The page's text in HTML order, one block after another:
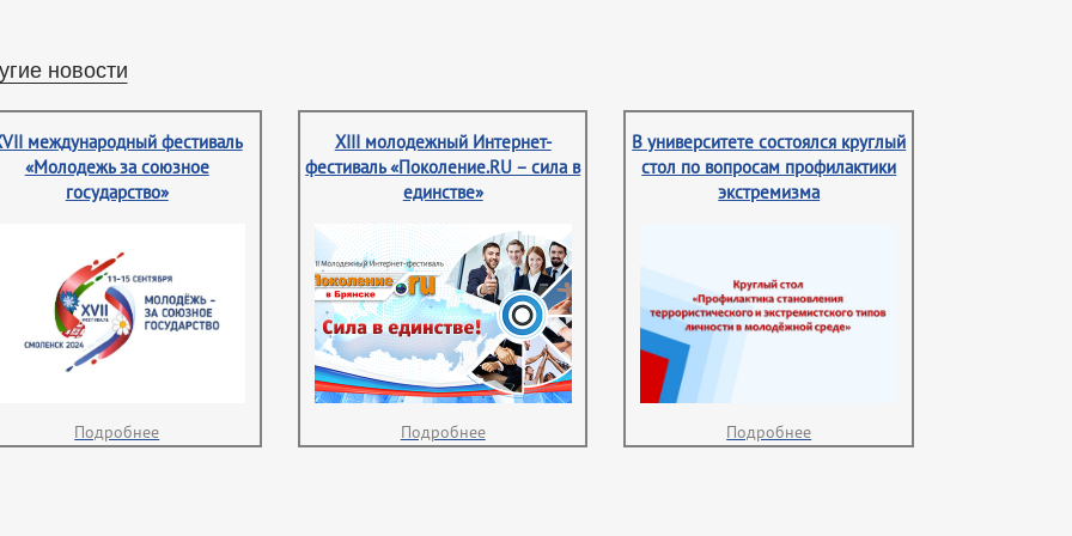
новости
международный фестиваль
«Молодежь за союзное
государство»
Подробнее
XIII молодежный Интернет-
фестиваль «Поколение.RU – сила в
единстве»
Подробнее
В университете состоялся круглый
стол по вопросам профилактики
экстремизма
Подробнее